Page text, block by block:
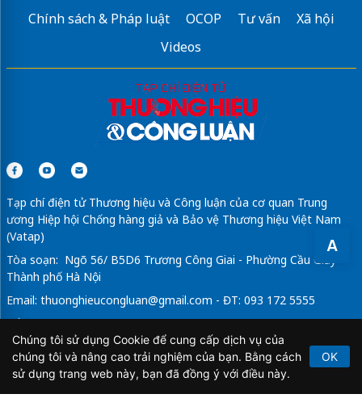
A
Chính sách & Pháp luật
OCOP Tư vấn
Xã hội
Videos
Tạp chí điện tử Thương hiệu và Công luận của cơ quan Trung
ương Hiệp hội Chống hàng giả và Bảo vệ Thương hiệu Việt Nam
(Vatap)
Tòa soạn: Ngõ 56/ B5D6 Trương Công Giai - Phường Cầu Giấy -
Thành phố Hà Nội
Email: thuonghieucongluan@gmail.com - ĐT: 093 172 5555
Tổng Biên Tập: Vũ Đức Thuận
Giấy phép hoạt động báo chí điện tử số 64/GP-BTTTT do Bộ
Thông tin và Truyền thông cấp ngày 21/2/2020.
Chúng tôi sử dụng Cookie để cung cấp dịch vụ của
chúng tôi và nâng cao trải nghiệm của bạn. Bằng cách
sử dụng trang web này, bạn đã đồng ý với điều này.
OK